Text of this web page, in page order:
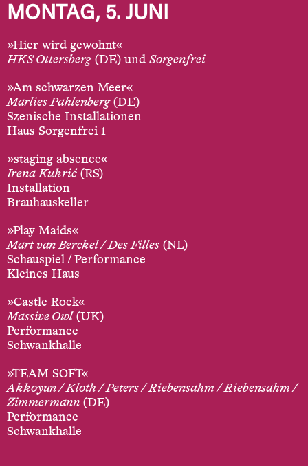
MONTAG, 5. JUNI
»Hier wird gewohnt«
HKS Ottersberg(DE) und Sorgenfrei
»Am schwarzen Meer«
Marlies Pahlenberg(DE)
Szenische Installationen
Haus Sorgenfrei 1
»staging absence«
Irena Kukrić (RS)
Installation
Brauhauskeller
»Play Maids«
Mart van Berckel / Des Filles (NL)
Schauspiel / Performance
Kleines Haus
»Castle Rock«
Massive Owl(UK)
Performance
Schwankhalle
»TEAM SOFT«
Akkoyun / Kloth / Peters / Riebensahm / Riebensahm /
Zimmermann (DE)
Performance
Schwankhalle